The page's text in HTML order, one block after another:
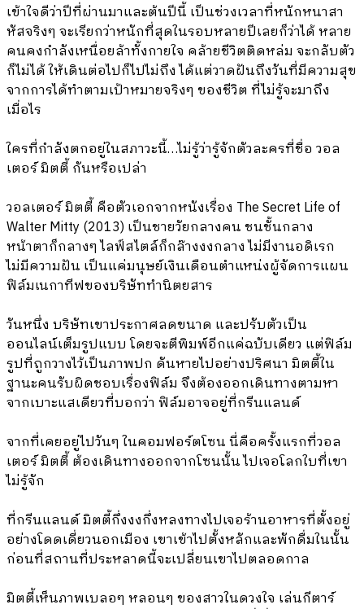
เข้าใจดีว่าปีที่ผ่านมาและต้นปีนี้ เป็นช่วงเวลาที่หนักหนาสา
หัสจริงๆ จะเรียกว่าหนักที่สุดในรอบหลายปีเลยก็ว่าได้ หลาย
คนคงกำลังเหนื่อยล้าทั้งกายใจ คล้ายชีวิตติดหล่ม จะกลับตัว
ก็ไม่ได้ ให้เดินต่อไปก็ไปไม่ถึง ได้แต่วาดฝันถึงวันที่มีความสุข
จากการได้ทำตามเป้าหมายจริงๆ ของชีวิต ที่ไม่รู้จะมาถึง
เมื่อไร
ใครที่กำลังตกอยู่ในสภาวะนี้…ไม่รู้ว่ารู้จักตัวละครที่ชื่อ วอล
เตอร์ มิตตี้ กันหรือเปล่า
วอลเตอร์ มิตตี้ คือตัวเอกจากหนังเรื่อง The Secret Life of
Walter Mitty (2013) เป็นชายวัยกลางคน ชนชั้นกลาง
หน้าตาก็กลางๆ ไลฟ์สไตล์ก็กล๊างงงกลาง ไม่มีงานอดิเรก
ไม่มีความฝัน เป็นแค่มนุษย์เงินเดือนตำแหน่งผู้จัดการแผน
ฟิล์มเนกาทีฟของบริษัททำนิตยสาร
วันหนึ่ง บริษัทเขาประกาศลดขนาด และปรับตัวเป็น
ออนไลน์เต็มรูปแบบ โดยจะตีพิมพ์อีกแค่ฉบับเดียว แต่ฟิล์ม
รูปที่ถูกวางไว้เป็นภาพปก ดันหายไปอย่างปริศนา มิตตี้ใน
ฐานะคนรับผิดชอบเรื่องฟิล์ม จึงต้องออกเดินทางตามหา
จากเบาะแสเดียวที่บอกว่า ฟิล์มอาจอยู่ที่กรีนแลนด์
จากที่เคยอยู่ไปวันๆ ในคอมฟอร์ตโซน นี่คือครั้งแรกที่วอล
เตอร์ มิตตี้ ต้องเดินทางออกจากโซนนั้น ไปเจอโลกใบที่เขา
ไม่รู้จัก
ที่กรีนแลนด์ มิตตี้กึ่งงงกึ่งหลงทางไปเจอร้านอาหารที่ตั้งอยู่
อย่างโดดเดี่ยวนอกเมือง เขาเข้าไปตั้งหลักและพักดื่มในนั้น
ก่อนที่สถานที่ประหลาดนี้จะเปลี่ยนเขาไปตลอดกาล
มิตตี้เห็นภาพเบลอๆ หลอนๆ ของสาวในดวงใจ เล่นกีตาร์